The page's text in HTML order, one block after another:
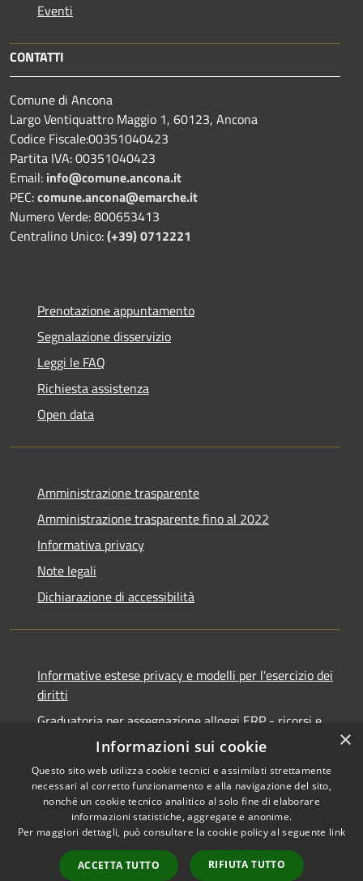
Eventi
CONTATTI
Comune di Ancona
Largo Ventiquattro Maggio 1, 60123, Ancona
Codice Fiscale:00351040423
Partita IVA: 00351040423
Email: info@comune.ancona.it
PEC:comune.ancona@emarche.it
Numero Verde: 800653413
Centralino Unico:(+39) 0712221
Prenotazione appuntamento
Segnalazione disservizio
Leggi le FAQ
Richiesta assistenza
Open data
Amministrazione trasparente
Amministrazione trasparente fino al 2022
Informativa privacy
Note legali
Dichiarazione di accessibilità
Informative estese privacy e modelli per l'esercizio dei
diritti
Graduatoria per assegnazione alloggi ERP - ricorsi e
Accessibilità
Copyright © 2026 • Comune di
Ancona • Powered by
Municipium•
Accesso
×
Informazioni sui cookie
Questo sito web utilizza cookie tecnici e assimilati strettamente
necessari al corretto funzionamento e alla navigazione del sito,
nonché un cookie tecnico analitico al solo fine di elaborare
informazioni statistiche, aggregate e anonime.
Per maggiori dettagli, può consultare la cookie policy al seguente link
ACCETTA TUTTO RIFIUTA TUTTO